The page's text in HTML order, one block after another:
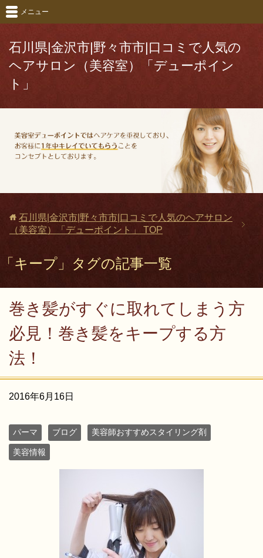
石川県|金沢市|野々市市|口コミで人気の
ヘアサロン（美容室）「デューポイン
ト」
メニュー
石川県|金沢市|野々市市|口コミで人気のヘアサロン
（美容室）「デューポイント」
TOP
「キープ」タグの記事一覧
巻き髪がすぐに取れてしまう方
必見！巻き髪をキープする方
法！
2016年6月16日
パーマ ブログ 美容師おすすめスタイリング剤
美容情報